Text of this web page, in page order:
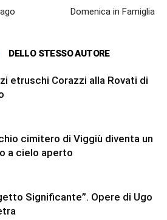
Domenica in Famiglia
DELLO STESSO AUTORE
etruschi Corazzi alla Rovati di
cimitero di Viggiù diventa un
a cielo aperto
Significante”. Opere di Ugo